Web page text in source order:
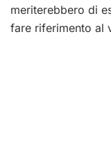
meriterebbero di
fare riferimento al